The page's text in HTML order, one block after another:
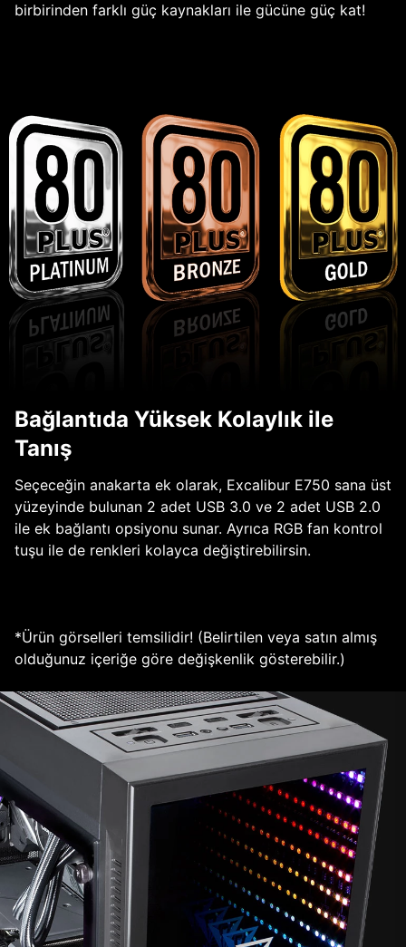
birbirinden farklı güç kaynakları ile gücüne güç kat!
Bağlantıda Yüksek Kolaylık ile
Tanış
Seçeceğin anakarta ek olarak, Excalibur E750 sana üst
yüzeyinde bulunan 2 adet USB 3.0 ve 2 adet USB 2.0
ile ek bağlantı opsiyonu sunar. Ayrıca RGB fan kontrol
tuşu ile de renkleri kolayca değiştirebilirsin.
*Ürün görselleri temsilidir! (Belirtilen veya satın almış
olduğunuz içeriğe göre değişkenlik gösterebilir.)